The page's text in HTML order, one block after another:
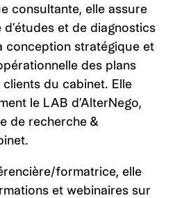
consultante, elle assure
d’études et de diagnostics
conception stratégique et
des plans
clients du cabinet. Elle
le LAB d’AlterNego,
de recherche &
formatrice, elle
et webinaires sur